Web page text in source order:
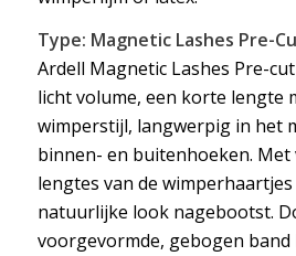
Type: Magnetic Lashes Pre-
Ardell Magnetic Lashes Pre-
licht volume, een korte lengte
wimperstijl, langwerpig in het
binnen- en buitenhoeken.
lengtes van de
natuurlijke look nagebootst.
voorgevormde, gebogen band